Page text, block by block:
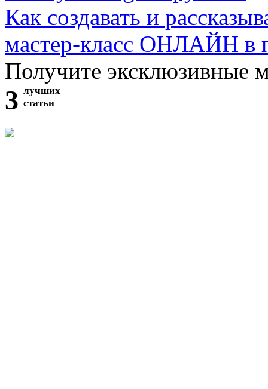
Как создавать и
мастер-класс ОНЛАЙН в
Получите эксклюзивные
3 лучших
статьи